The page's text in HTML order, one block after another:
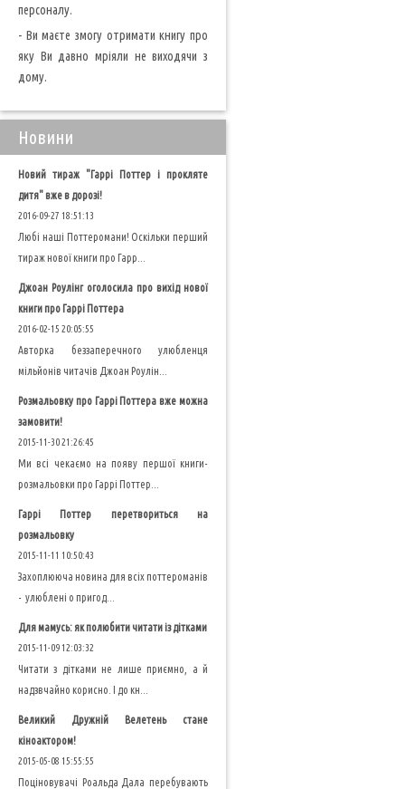
персоналу.
- Ви маєте змогу отримати книгу про
яку Ви давно мріяли не виходячи з
дому.
Новини
Новий тираж "Гаррі Поттер і прокляте
дитя" вже в дорозі!
2016-09-27 18:51:13
Любі наші Поттеромани! Оскільки перший
тираж нової книги про Гарр...
Джоан Роулінг оголосила про вихід нової
книги про Гаррі Поттера
2016-02-15 20:05:55
Авторка беззаперечного улюбленця
мільйонів читачів Джоан Роулін...
Розмальовку про Гаррі Поттера вже можна
замовити!
2015-11-30 21:26:45
Ми всі чекаємо на появу першої книги-
розмальовки про Гаррі Поттер...
Гаррі Поттер перетвориться на
розмальовку
2015-11-11 10:50:43
Захоплююча новина для всіх поттероманів
- улюблені о пригод...
Для мамусь: як полюбити читати із дітками
2015-11-09 12:03:32
Читати з дітками не лише приємно, а й
надзвчайно корисно. І до кн...
Великий Дружній Велетень стане
кіноактором!
2015-05-08 15:55:55
Поціновувачі Роальда Дала перебувають